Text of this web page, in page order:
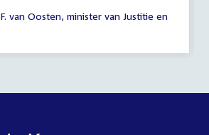
F. van Oosten, minister van Justitie en